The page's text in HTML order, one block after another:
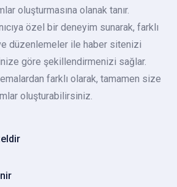
oluşturmasına olanak tanır.
özel bir deneyim sunarak, farklı
düzenlemeler ile haber sitenizi
göre şekillendirmenizi sağlar.
farklı olarak, tamamen size
oluşturabilirsiniz.